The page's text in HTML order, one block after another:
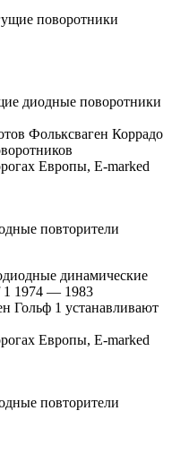
диодные поворотники
Фольксваген Коррадо
Европы, E-marked
динамические
1 1974 — 1983
Гольф 1 устанавливают
Европы, E-marked